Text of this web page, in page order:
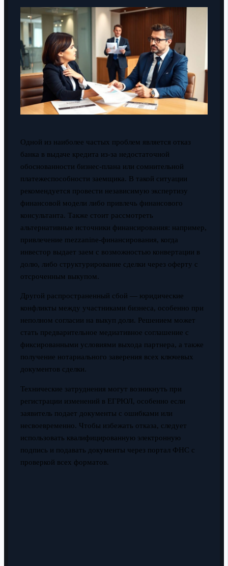
Одной из наиболее частых проблем является отказ
банка в выдаче кредита из-за недостаточной
обоснованности бизнес-плана или сомнительной
платежеспособности заемщика. В такой ситуации
рекомендуется провести независимую экспертизу
финансовой модели либо привлечь финансового
консультанта. Также стоит рассмотреть
альтернативные источники финансирования: например,
привлечение mezzanine-финансирования, когда
инвестор выдает заем с возможностью конвертации в
долю, либо структурирование сделки через оферту с
отсроченным выкупом.
Другой распространенный сбой — юридические
конфликты между участниками бизнеса, особенно при
неполном согласии на выкуп доли. Решением может
стать предварительное медиативное соглашение с
фиксированными условиями выхода партнера, а также
получение нотариального заверения всех ключевых
документов сделки.
Технические затруднения могут возникнуть при
регистрации изменений в ЕГРЮЛ, особенно если
заявитель подает документы с ошибками или
несвоевременно. Чтобы избежать отказа, следует
использовать квалифицированную электронную
подпись и подавать документы через портал ФНС с
проверкой всех форматов.